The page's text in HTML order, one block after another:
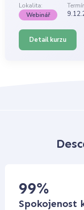
Lokalita:
Webinář
Detail kurzu
99%
Spokojenost